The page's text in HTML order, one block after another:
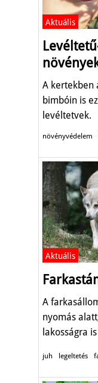
Aktuális
A kertekben
bimbóin is
levéltetvek.
növényvédelem
Aktuális
A
nyomás
lakosságra
juh legeltetés